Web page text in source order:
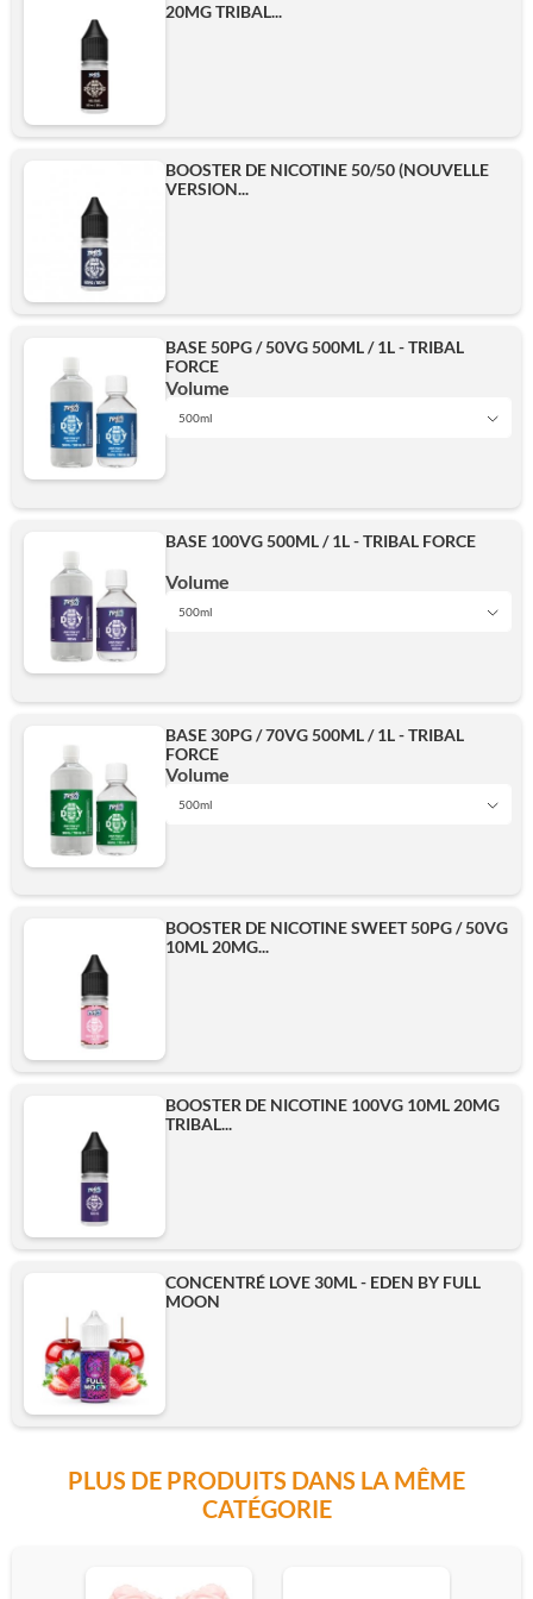
20MG TRIBAL...
BOOSTER DE NICOTINE 50/50 (NOUVELLE
VERSION...
BASE 50PG / 50VG 500ML / 1L - TRIBAL
FORCE
Volume
500ml
BASE 100VG 500ML / 1L - TRIBAL FORCE
Volume
500ml
500ml
BASE 30PG / 70VG 500ML / 1L - TRIBAL
FORCE
Volume
500ml
500ml
BOOSTER DE NICOTINE SWEET 50PG / 50VG
10ML 20MG...
BOOSTER DE NICOTINE 100VG 10ML 20MG
TRIBAL...
CONCENTRÉ LOVE 30ML - EDEN BY FULL
MOON
PLUS DE PRODUITS DANS LA MÊME
CATÉGORIE